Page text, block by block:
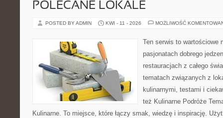
POLECANE LOKALE
POSTED BY ADMIN KWI - 11 - 2026 MOŻLIWOŚĆ
Ten serwis to wartościowe
pasjonatach dobrego
restauracjach z całego
tematach związanych z
kulinarnymi, testami i
też Kulinarne Podróże
Kulinarne. To miejsce, które łączy smak, wiedzę i inspirację.